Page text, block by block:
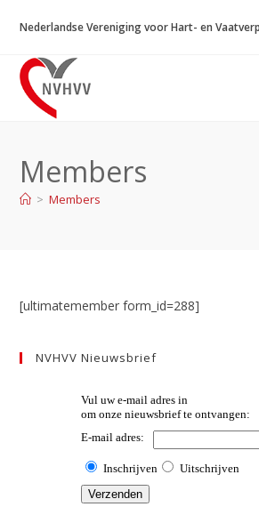
naar
inhoud
Nederlandse Vereniging voor Hart- en
Members
> Members
[ultimatemember form_id=288]
NVHVV Nieuwsbrief